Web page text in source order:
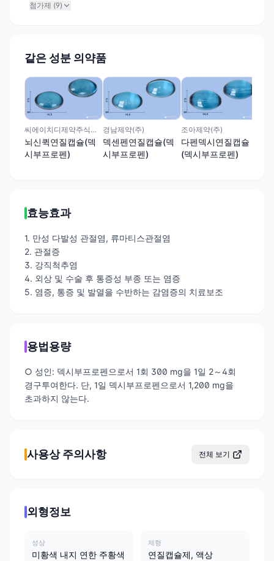
첨가제 (9)
같은 성분 의약품
씨에이치디제약주식회사
뇌신퀵연질캡슐(덱
시부프로펜)
경남제약(주)
덱센펜연질캡슐(덱
시부프로펜)
조아제약(주)
다펜덱시연질캡슐
(덱시부프로펜)
효능효과
1. 만성 다발성 관절염, 류마티스관절염
2. 관절증
3. 강직척추염
4. 외상 및 수술 후 통증성 부종 또는 염증
5. 염증, 통증 및 발열을 수반하는 감염증의 치료보조
용법용량
○ 성인: 덱시부프로펜으로서 1회 300 mg을 1일 2～4회
경구투여한다. 단, 1일 덱시부프로펜으로서 1,200 mg을
초과하지 않는다.
사용상 주의사항 전체 보기
외형정보
성상
미황색 내지 연한 주황색
제형
연질캡슐제, 액상